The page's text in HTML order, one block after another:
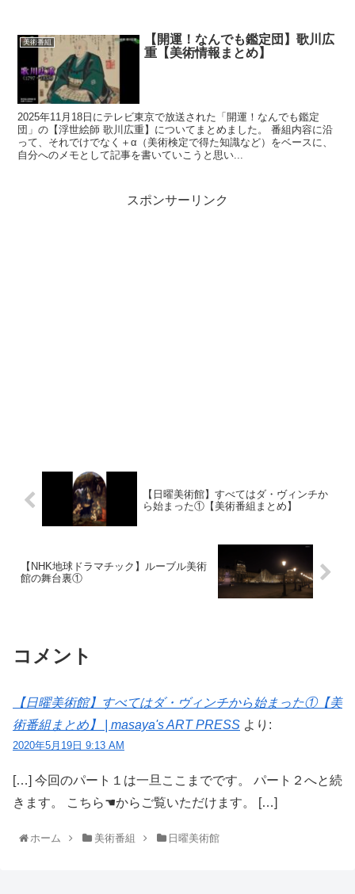
美術番組
【開運！なんでも鑑定団】歌川広
重【美術情報まとめ】
2025年11月18日にテレビ東京で放送された「開運！なんでも鑑定
団」の【浮世絵師 歌川広重】についてまとめました。 番組内容に沿
って、それでけでなく＋α（美術検定で得た知識など）をベースに、
自分へのメモとして記事を書いていこうと思い...
スポンサーリンク
【日曜美術館】すべてはダ・ヴィンチか
ら始まった①【美術番組まとめ】
【NHK地球ドラマチック】ルーブル美術
館の舞台裏①
コメント
【日曜美術館】すべてはダ・ヴィンチから始まった①【美
術番組まとめ】 | masaya's ART PRESS より:
2020年5月19日 9:13 AM
[…] 今回のパート１は一旦ここまでです。 パート２へと続
きます。 こちら☚からご覧いただけます。 […]
ホーム 美術番組 日曜美術館